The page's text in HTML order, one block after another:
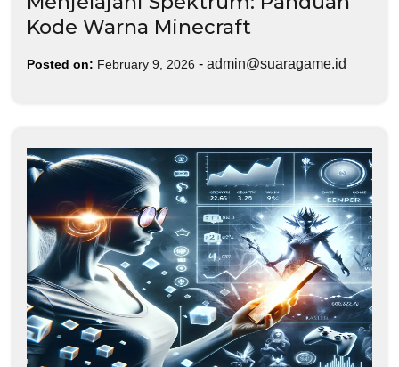
Kode Warna Minecraft
Posted on: February 9, 2026 - admin@suaragame.id